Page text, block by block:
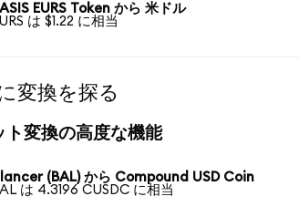
EURS Token から 米ドル
は $1.22 に相当
変換を探る
ト変換の高度な機能
(BAL) から Compound USD Coin
は 4.3196 CUSDC に相当